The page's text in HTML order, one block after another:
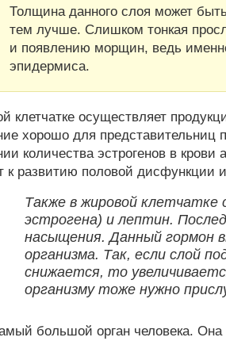
Толщина данного слоя может
тем лучше. Слишком тонкая
и появлению морщин, ведь
эпидермиса.
клетчатке осуществляет
хорошо для представительниц
количества эстрогенов в крови
к развитию половой дисфункции
Также в жировой клетчатке
эстрогена) и лептин.
насыщения. Данный гормон
организма. Так, если слой
снижается, то
организму тоже нужно
большой орган человека.